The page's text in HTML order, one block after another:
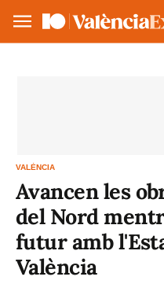
VALÈNCIA
Avancen les
del Nord
futur amb
València